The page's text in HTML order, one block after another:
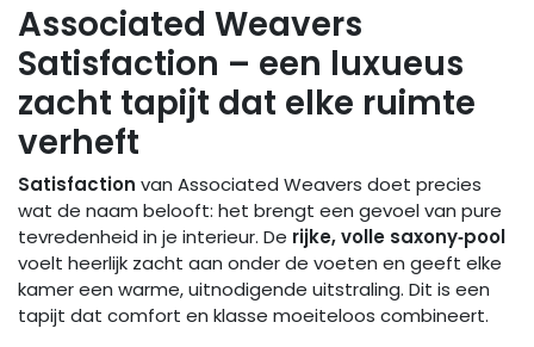
Associated Weavers
Satisfaction – een luxueus
zacht tapijt dat elke ruimte
verheft
Satisfaction van Associated Weavers doet precies
wat de naam belooft: het brengt een gevoel van pure
tevredenheid in je interieur. De rijke, volle saxony‑pool
voelt heerlijk zacht aan onder de voeten en geeft elke
kamer een warme, uitnodigende uitstraling. Dit is een
tapijt dat comfort en klasse moeiteloos combineert.